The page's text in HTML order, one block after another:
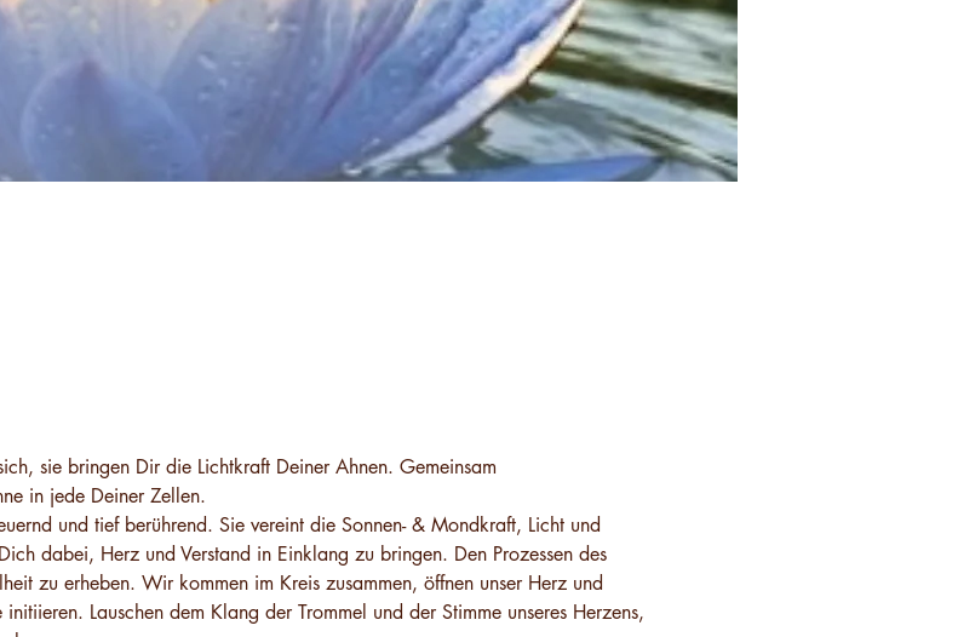
sie bringen Dir die Lichtkraft Deiner Ahnen. Gemeinsam
in jede Deiner Zellen.
und tief berührend. Sie vereint die Sonnen- & Mondkraft, Licht und
dabei, Herz und Verstand in Einklang zu bringen. Den Prozessen des
zu erheben. Wir kommen im Kreis zusammen, öffnen unser Herz und
Lauschen dem Klang der Trommel und der Stimme unseres Herzens,